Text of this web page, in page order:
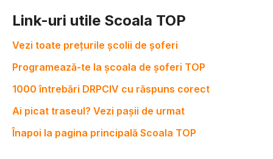
Link-uri utile Scoala TOP
Vezi toate prețurile școlii de șoferi
Programează-te la școala de șoferi TOP
1000 întrebări DRPCIV cu răspuns corect
Ai picat traseul? Vezi pașii de urmat
Înapoi la pagina principală Scoala TOP